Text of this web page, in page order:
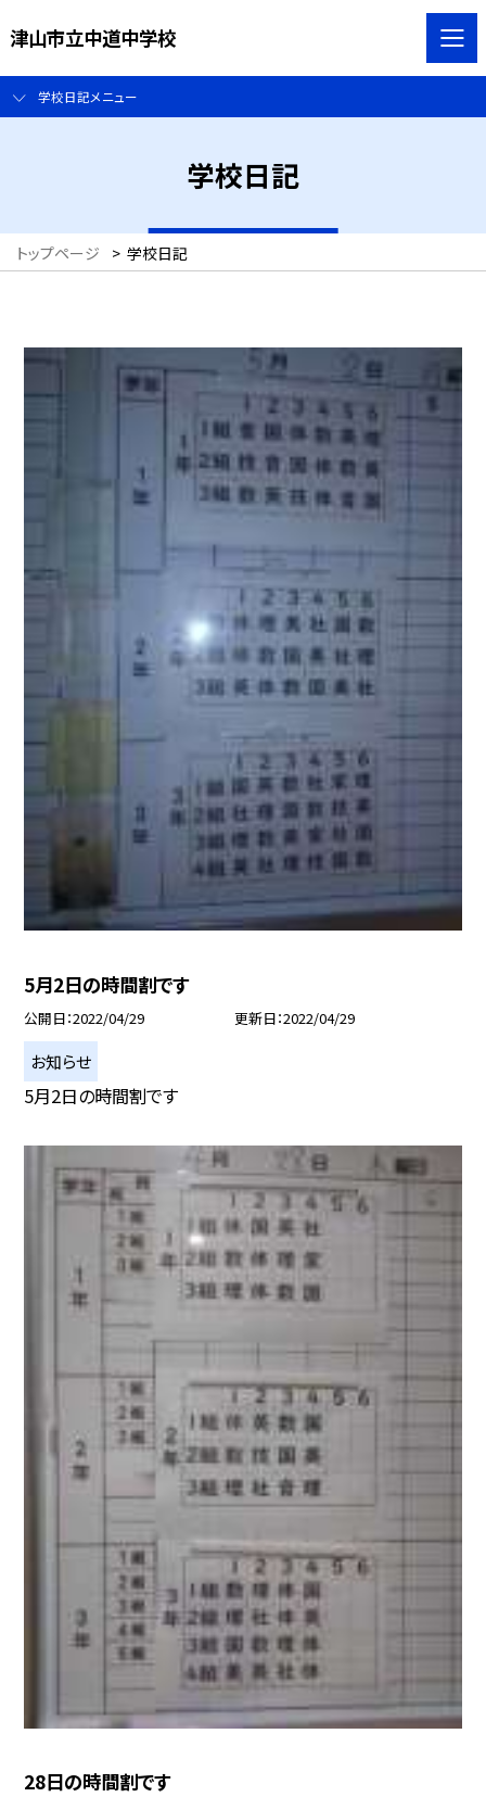
津山市立中道中学校
学校日記メニュー
学校日記
トップページ > 学校日記
5月2日の時間割です
公開日 2022/04/29 更新日 2022/04/29
お知らせ
5月2日の時間割です
28日の時間割です